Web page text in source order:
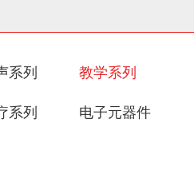
系列 教学系列
系列 电子元器件